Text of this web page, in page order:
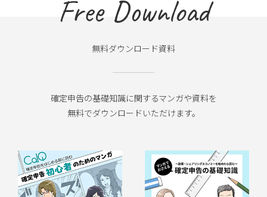
Free Download
無料ダウンロード資料
確定申告の基礎知識に関するマンガや資料を
無料でダウンロードいただけます。